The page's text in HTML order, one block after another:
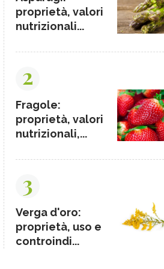
proprietà, valori
nutrizionali...
2
Fragole:
proprietà, valori
nutrizionali,...
3
Verga d'oro:
proprietà, uso e
controindi...